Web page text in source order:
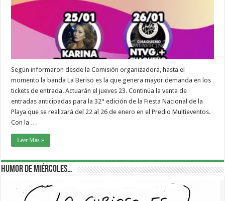
Según informaron desde la Comisión organizadora, hasta el
momento la banda La Beriso es la que genera mayor demanda en los
tickets de entrada. Actuarán el jueves 23. Continúa la venta de
entradas anticipadas para la 32° edición de la Fiesta Nacional de la
Playa que se realizará del 22 al 26 de enero en el Predio Multieventos.
Con la …
Leer Más »
Humor de Miércoles…